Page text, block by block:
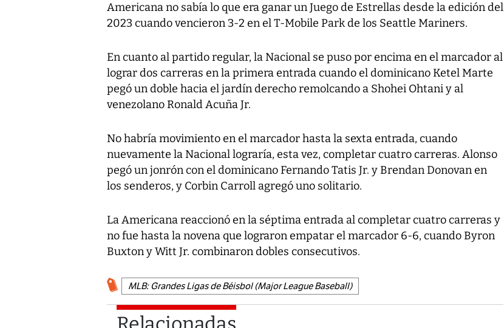
Americana no sabía lo que era ganar un Juego de Estrellas desde la edición del
2023 cuando vencieron 3-2 en el T-Mobile Park de los Seattle Mariners.
En cuanto al partido regular, la Nacional se puso por encima en el marcador al
lograr dos carreras en la primera entrada cuando el dominicano Ketel Marte
pegó un doble hacia el jardín derecho remolcando a Shohei Ohtani y al
venezolano Ronald Acuña Jr.
No habría movimiento en el marcador hasta la sexta entrada, cuando
nuevamente la Nacional lograría, esta vez, completar cuatro carreras. Alonso
pegó un jonrón con el dominicano Fernando Tatis Jr. y Brendan Donovan en
los senderos, y Corbin Carroll agregó uno solitario.
La Americana reaccionó en la séptima entrada al completar cuatro carreras y
no fue hasta la novena que lograron empatar el marcador 6-6, cuando Byron
Buxton y Witt Jr. combinaron dobles consecutivos.
MLB: Grandes Ligas de Béisbol (Major League Baseball)